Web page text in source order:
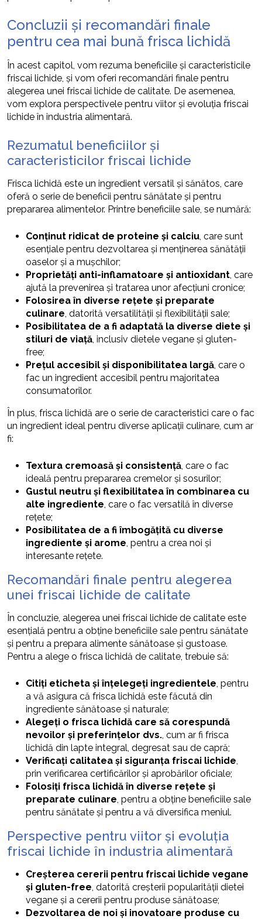
Concluzii și recomandări finale
pentru cea mai bună frisca lichidă
În acest capitol, vom rezuma beneficiile și caracteristicile
friscai lichide, și vom oferi recomandări finale pentru
alegerea unei friscai lichide de calitate. De asemenea,
vom explora perspectivele pentru viitor și evoluția friscai
lichide în industria alimentară.
Rezumatul beneficiilor și
caracteristicilor friscai lichide
Frisca lichidă este un ingredient versatil și sănătos, care
oferă o serie de beneficii pentru sănătate și pentru
prepararea alimentelor. Printre beneficiile sale, se numără:
Conținut ridicat de proteine și calciu, care sunt
esențiale pentru dezvoltarea și menținerea sănătății
oaselor și a mușchilor;
Proprietăți anti-inflamatoare și antioxidant, care
ajută la prevenirea și tratarea unor afecțiuni cronice;
Folosirea în diverse rețete și preparate
culinare, datorită versatilității și flexibilității sale;
Posibilitatea de a fi adaptată la diverse diete și
stiluri de viață, inclusiv dietele vegane și gluten-
free;
Prețul accesibil și disponibilitatea largă, care o
fac un ingredient accesibil pentru majoritatea
consumatorilor.
În plus, frisca lichidă are o serie de caracteristici care o fac
un ingredient ideal pentru diverse aplicații culinare, cum ar
fi:
Textura cremoasă și consistență, care o fac
ideală pentru prepararea cremelor și sosurilor;
Gustul neutru și flexibilitatea în combinarea cu
alte ingrediente, care o fac versatilă în diverse
rețete;
Posibilitatea de a fi îmbogățită cu diverse
ingrediente și arome, pentru a crea noi și
interesante rețete.
Recomandări finale pentru alegerea
unei friscai lichide de calitate
În concluzie, alegerea unei friscai lichide de calitate este
esențială pentru a obține beneficiile sale pentru sănătate
și pentru a prepara alimente sănătoase și gustoase.
Pentru a alege o frisca lichidă de calitate, trebuie să:
Citiți eticheta și înțelegeți ingredientele, pentru
a vă asigura că frisca lichidă este făcută din
ingrediente sănătoase și naturale;
Alegeți o frisca lichidă care să corespundă
nevoilor și preferințelor dvs., cum ar fi frisca
lichidă din lapte integral, degresat sau de capră;
Verificați calitatea și siguranța friscai lichide,
prin verificarea certificărilor și aprobărilor oficiale;
Folosiți frisca lichidă în diverse rețete și
preparate culinare, pentru a obține beneficiile sale
pentru sănătate și pentru a vă diversifica meniul.
Perspective pentru viitor și evoluția
friscai lichide în industria alimentară
Creșterea cererii pentru friscai lichide vegane
și gluten-free, datorită creșterii popularității dietei
vegane și a cererii pentru produse sănătoase;
Dezvoltarea de noi și inovatoare produse cu